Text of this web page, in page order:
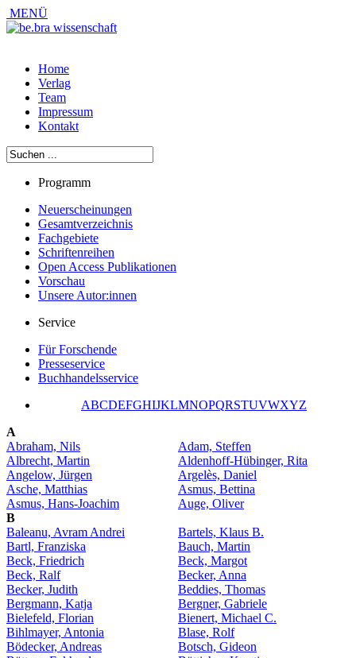
MENÜ
Home
Verlag
Team
Impressum
Kontakt
Programm
Neuerscheinungen
Gesamtverzeichnis
Fachgebiete
Schriftenreihen
Open Access Publikationen
Vorschau
Unsere Autor:innen
Service
Für Forschende
Presseservice
Buchhandelsservice
ABCDEFGHIJKLMNOPQRSTUVWXYZ
A
Abraham, Nils
Adam, Steffen
Albrecht, Martin
Aldenhoff-Hübinger, Rita
Angelow, Jürgen
Argelès, Daniel
Asche, Matthias
Asmus, Bettina
Asmus, Hans-Joachim
Auge, Oliver
B
Baleanu, Avram Andrei
Bartels, Klaus B.
Bartl, Franziska
Bauch, Martin
Beck, Friedrich
Beck, Margot
Beck, Ralf
Becker, Anna
Becker, Judith
Beddies, Thomas
Bergmann, Katja
Bergner, Gabriele
Bielefeld, Florian
Bienert, Michael C.
Bihlmayer, Antonia
Blase, Rolf
Bödecker, Andreas
Botsch, Gideon